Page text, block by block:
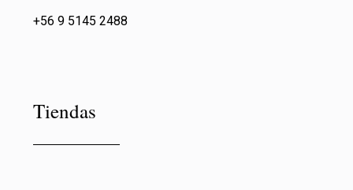
+56 9 5145 2488
Tiendas